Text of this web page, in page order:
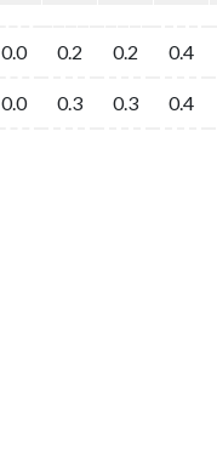
0.0 0.2 0.2 0.4
0.0 0.3 0.3 0.4